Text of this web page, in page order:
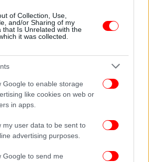
of Collection, Use,
and/or Sharing of my
that Is Unrelated with the
it was collected.
Google to enable storage
like cookies on web or
in apps.
my user data to be sent to
advertising purposes.
Google to send me
Αστέγων Πειραιά: Κανένας
μας Αττική